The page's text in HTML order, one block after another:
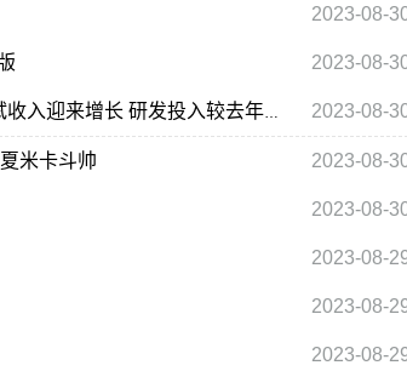
2023-08-
2023-08-
2023-08-
米卡斗帅 2023-08-
2023-08-
2023-08-
2023-08-
2023-08-